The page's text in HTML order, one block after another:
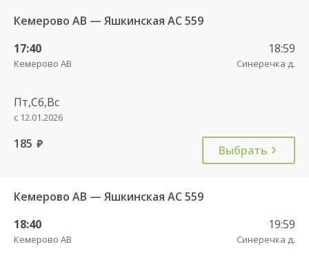
Кемерово АВ — Яшкинская АС 559
17:40
Кемерово АВ
18:59
Синеречка д.
Пт,Сб,Вс
с 12.01.2026
185 руб. Выбрать
Кемерово АВ — Яшкинская АС 559
18:40
Кемерово АВ
19:59
Синеречка д.